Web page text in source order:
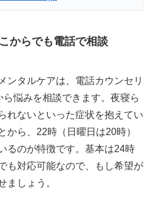
からでも電話で相談
ンタルケアは、電話カウンセリ
悩みを相談できます。夜寝ら
れないといった症状を抱えてい
から、22時（日曜日は20時）
るのが特徴です。基本は24時
も対応可能なので、もし希望が
ましょう。